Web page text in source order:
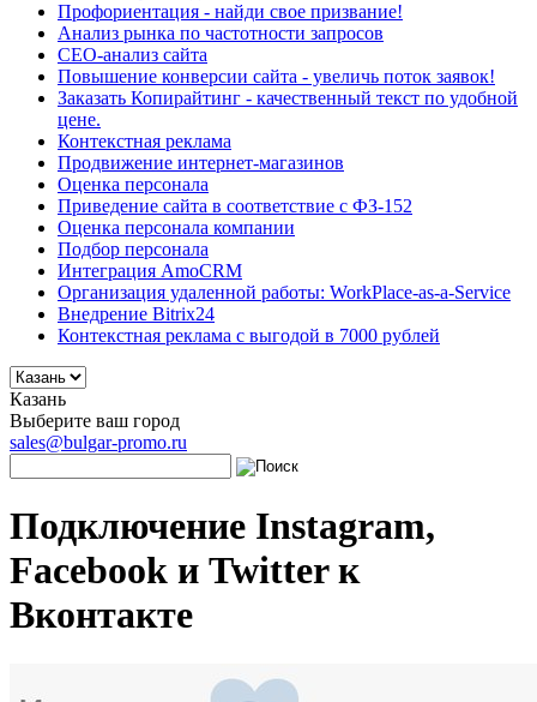
Профориентация - найди свое призвание!
Анализ рынка по частотности запросов
СЕО-анализ сайта
Повышение конверсии сайта - увеличь поток заявок!
Заказать Копирайтинг - качественный текст по удобной
цене.
Контекстная реклама
Продвижение интернет-магазинов
Оценка персонала
Приведение сайта в соответствие с ФЗ-152
Оценка персонала компании
Подбор персонала
Интеграция AmoCRM
Организация удаленной работы: WorkPlace-as-a-Service
Внедрение Bitrix24
Контекстная реклама с выгодой в 7000 рублей
Казань
Выберите ваш город
sales@bulgar-promo.ru
Подключение Instagram,
Facebook и Twitter к
Вконтакте